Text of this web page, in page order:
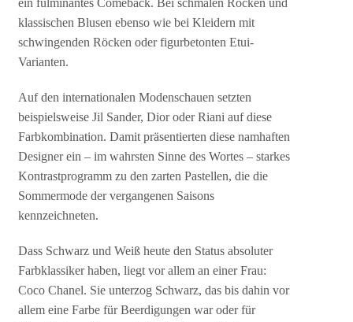
ein fulminantes Comeback. Bei schmalen Röcken und
klassischen Blusen ebenso wie bei Kleidern mit
schwingenden Röcken oder figurbetonten Etui-
Varianten.
Auf den internationalen Modenschauen setzten
beispielsweise Jil Sander, Dior oder Riani auf diese
Farbkombination. Damit präsentierten diese namhaften
Designer ein – im wahrsten Sinne des Wortes – starkes
Kontrastprogramm zu den zarten Pastellen, die die
Sommermode der vergangenen Saisons
kennzeichneten.
Dass Schwarz und Weiß heute den Status absoluter
Farbklassiker haben, liegt vor allem an einer Frau:
Coco Chanel. Sie unterzog Schwarz, das bis dahin vor
allem eine Farbe für Beerdigungen war oder für